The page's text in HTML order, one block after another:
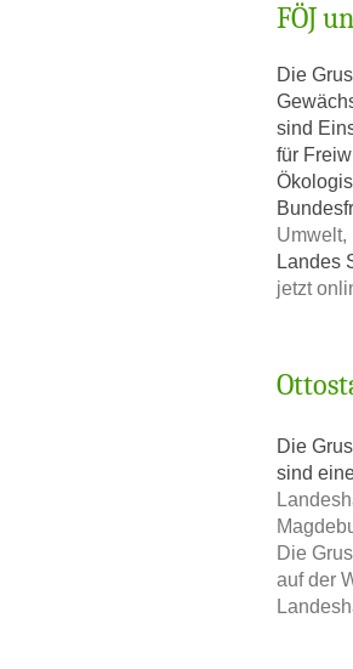
FÖJ
Die
sind
für
Umwelt,
Landes
jetzt
Die
sind
Die
auf der